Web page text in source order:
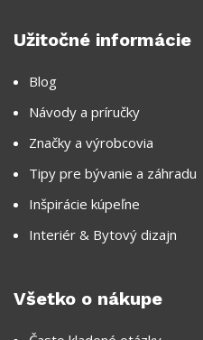
Užitočné informácie
Blog
Návody a príručky
Značky a výrobcovia
Tipy pre bývanie a záhradu
Inšpirácie kúpeľne
Interiér & Bytový dizajn
Všetko o nákupe